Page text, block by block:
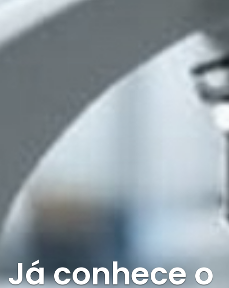
Já conhece o